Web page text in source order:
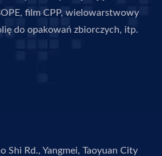
film CPP, wielowarstwowy
do opakowań zbiorczych, itp.
Shi Rd., Yangmei, Taoyuan City